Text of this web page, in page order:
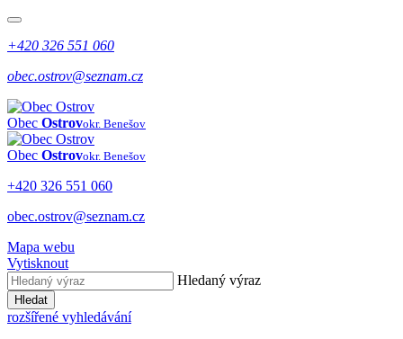
+420 326 551 060
obec.ostrov@seznam.cz
Obec Ostrovokr. Benešov
Obec Ostrovokr. Benešov
+420 326 551 060
obec.ostrov@seznam.cz
Mapa webu
Vytisknout
Hledaný výraz
Hledat
rozšířené vyhledávání